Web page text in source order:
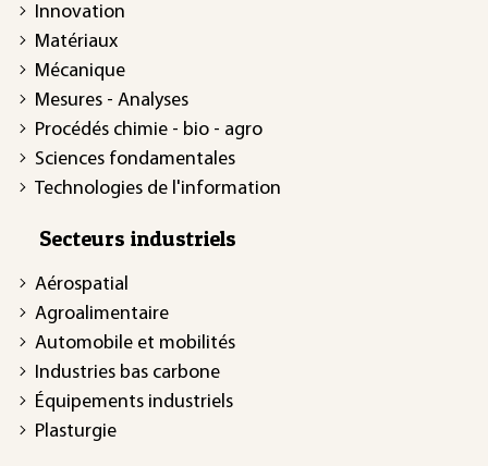
Innovation
Matériaux
Mécanique
Mesures - Analyses
Procédés chimie - bio - agro
Sciences fondamentales
Technologies de l'information
Secteurs industriels
Aérospatial
Agroalimentaire
Automobile et mobilités
Industries bas carbone
Équipements industriels
Plasturgie